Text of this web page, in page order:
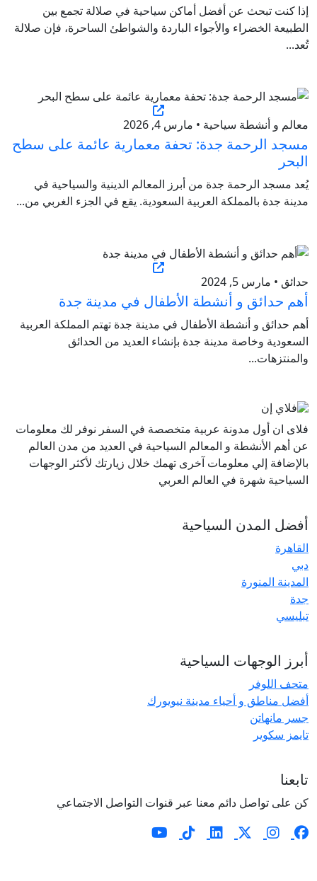
إذا كنت تبحث عن أفضل أماكن سياحية في صلالة تجمع بين
الطبيعة الخضراء والأجواء الباردة والشواطئ الساحرة، فإن صلالة
تُعد...
معالم و أنشطة سياحية • مارس 4, 2026
مسجد الرحمة جدة: تحفة معمارية عائمة على سطح
البحر
يُعد مسجد الرحمة جدة من أبرز المعالم الدينية والسياحية في
مدينة جدة بالمملكة العربية السعودية. يقع في الجزء الغربي من...
حدائق • مارس 5, 2024
أهم حدائق و أنشطة الأطفال في مدينة جدة
أهم حدائق و أنشطة الأطفال في مدينة جدة تهتم المملكة العربية
السعودية وخاصة مدينة جدة بإنشاء العديد من الحدائق
والمنتزهات...
فلاى ان أول مدونة عربية متخصصة في السفر نوفر لك معلومات
عن أهم الأنشطة و المعالم السياحية في العديد من مدن العالم
بالإضافة إلي معلومات آخرى تهمك خلال زيارتك لأكثر الوجهات
السياحية شهرة في العالم العربي
أفضل المدن السياحية
القاهرة
دبي
المدينة المنورة
جدة
تبليسي
أبرز الوجهات السياحية
متحف اللوفر
أفضل مناطق و أحياء مدينة نيويورك
جسر مانهاتن
تايمز سكوير
تابعنا
كن على تواصل دائم معنا عبر قنوات التواصل الاجتماعي